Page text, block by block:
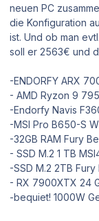
neuen PC
die Konfiguration
ist. Und ob man
soll er 2563€ und
-ENDORFY ARX
- AMD Ryzon 9
-Endorfy Navis
-MSI Pro B650-S
-32GB RAM Fury
- SSD M.2 1 TB
-SSD M.2 2TB
- RX 7900XTX 24
-bequiet! 1000W